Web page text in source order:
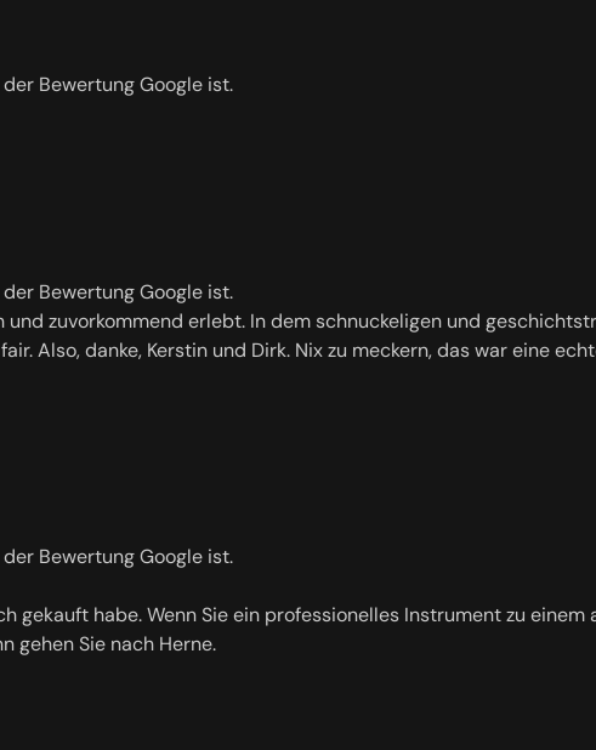
Bewertung Google ist.
Bewertung Google ist.
zuvorkommend erlebt. In dem schnuckeligen und
Also, danke, Kerstin und Dirk. Nix zu meckern, das war eine
Bewertung Google ist.
gekauft habe. Wenn Sie ein professionelles Instrument zu einem
gehen Sie nach Herne.